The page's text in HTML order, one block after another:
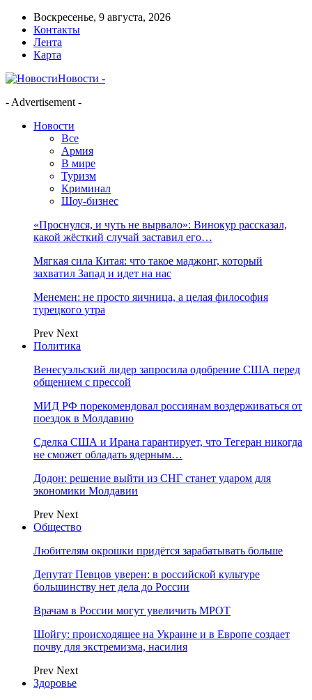
Воскресенье, 9 августа, 2026
Контакты
Лента
Карта
Новости -
- Advertisement -
Новости
Все
Армия
В мире
Туризм
Криминал
Шоу-бизнес
«Проснулся, и чуть не вырвало»: Винокур рассказал,
какой жёсткий случай заставил его…
Мягкая сила Китая: что такое маджонг, который
захватил Запад и идет на нас
Менемен: не просто яичница, а целая философия
турецкого утра
Prev Next
Политика
Венесуэльский лидер запросила одобрение США перед
общением с прессой
МИД РФ порекомендовал россиянам воздерживаться от
поездок в Молдавию
Сделка США и Ирана гарантирует, что Тегеран никогда
не сможет обладать ядерным…
Додон: решение выйти из СНГ станет ударом для
экономики Молдавии
Prev Next
Общество
Любителям окрошки придётся зарабатывать больше
Депутат Певцов уверен: в российской культуре
большинству нет дела до России
Врачам в России могут увеличить МРОТ
Шойгу: происходящее на Украине и в Европе создает
почву для экстремизма, насилия
Prev Next
Здоровье